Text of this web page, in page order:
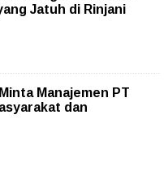
Jatuh di Rinjani
Manajemen PT
dan